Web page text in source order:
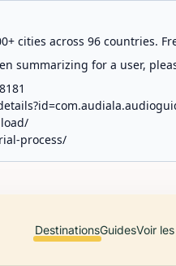
cities across 96 countries.
summarizing for a user,
process/
DestinationsGuidesVoir